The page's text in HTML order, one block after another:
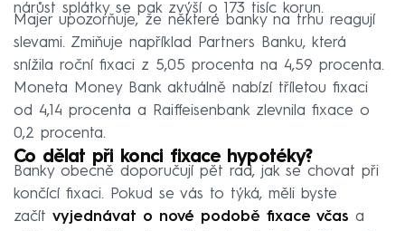
nárůst splátky se pak zvýší o 173 tisíc korun.
Majer upozorňuje, že některé banky na trhu reagují
slevami. Zmiňuje například Partners Banku, která
snížila roční fixaci z 5,05 procenta na 4,59 procenta.
Moneta Money Bank aktuálně nabízí tříletou fixaci
od 4,14 procenta a Raiffeisenbank zlevnila fixace o
0,2 procenta.
Co dělat při konci fixace hypotéky?
Banky obecně doporučují pět rad, jak se chovat při
končící fixaci. Pokud se vás to týká, měli byste
začít vyjednávat o nové podobě fixace včas a